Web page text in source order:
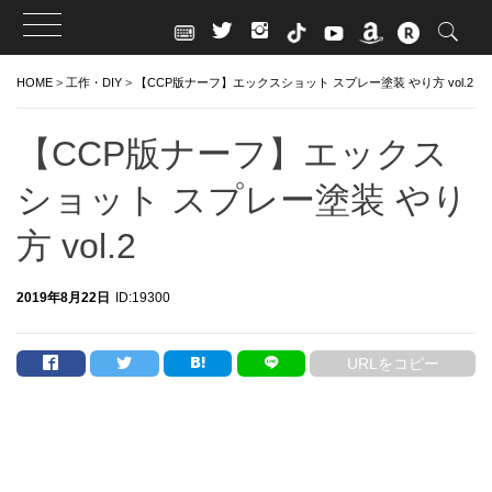
HOME > 工作・DIY > 【CCP版ナーフ】エックスショット スプレー塗装 やり方 vol.2
【CCP版ナーフ】エックス
ショット スプレー塗装 やり
方 vol.2
2019年8月22日 ID:19300
URLをコピー